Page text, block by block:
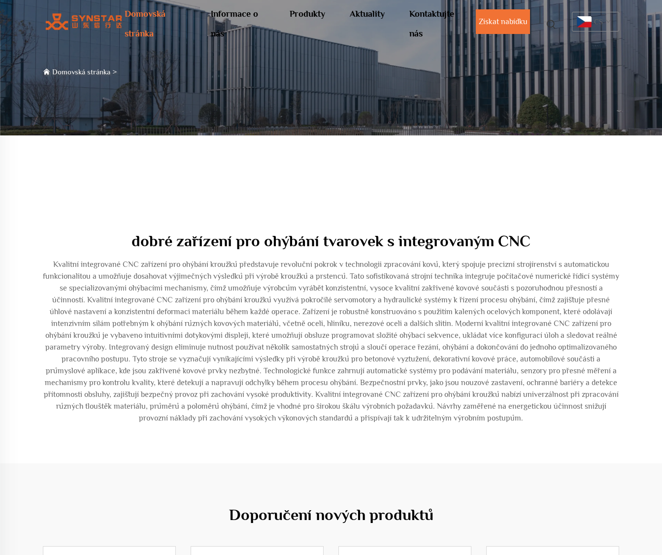
Domovská
stránka
Informace o
nás
Produkty Aktuality
Kontaktujte
nás
Získat nabídku CS
Domovská stránka >
dobré zařízení pro ohýbání tvarovek s integrovaným CNC
Kvalitní integrované CNC zařízení pro ohýbání kroužků představuje revoluční pokrok v technologii zpracování kovů, který spojuje precizní strojírenství s automatickou
funkcionalitou a umožňuje dosahovat výjimečných výsledků při výrobě kroužků a prstenců. Tato sofistikovaná strojní technika integruje počítačové numerické řídicí systémy
se specializovanými ohýbacími mechanismy, čímž umožňuje výrobcům vyrábět konzistentní, vysoce kvalitní zakřivené kovové součásti s pozoruhodnou přesností a
účinností. Kvalitní integrované CNC zařízení pro ohýbání kroužků využívá pokročilé servomotory a hydraulické systémy k řízení procesu ohýbání, čímž zajišťuje přesné
úhlové nastavení a konzistentní deformaci materiálu během každé operace. Zařízení je robustně konstruováno s použitím kalených ocelových komponent, které odolávají
intenzivním silám potřebným k ohýbání různých kovových materiálů, včetně oceli, hliníku, nerezové oceli a dalších slitin. Moderní kvalitní integrované CNC zařízení pro
ohýbání kroužků je vybaveno intuitivními dotykovými displeji, které umožňují obsluze programovat složité ohýbací sekvence, ukládat více konfigurací úloh a sledovat reálné
parametry výroby. Integrovaný design eliminuje nutnost používat několik samostatných strojů a sloučí operace řezání, ohýbání a dokončování do jednoho optimalizovaného
pracovního postupu. Tyto stroje se vyznačují vynikajícími výsledky při výrobě kroužků pro betonové vyztužení, dekorativní kovové práce, automobilové součásti a
průmyslové aplikace, kde jsou zakřivené kovové prvky nezbytné. Technologické funkce zahrnují automatické systémy pro podávání materiálu, senzory pro přesné měření a
mechanismy pro kontrolu kvality, které detekují a napravují odchylky během procesu ohýbání. Bezpečnostní prvky, jako jsou nouzové zastavení, ochranné bariéry a detekce
přítomnosti obsluhy, zajišťují bezpečný provoz při zachování vysoké produktivity. Kvalitní integrované CNC zařízení pro ohýbání kroužků nabízí univerzálnost při zpracování
různých tlouštěk materiálu, průměrů a poloměrů ohýbání, čímž je vhodné pro širokou škálu výrobních požadavků. Návrhy zaměřené na energetickou účinnost snižují
provozní náklady při zachování vysokých výkonových standardů a přispívají tak k udržitelným výrobním postupům.
Doporučení nových produktů